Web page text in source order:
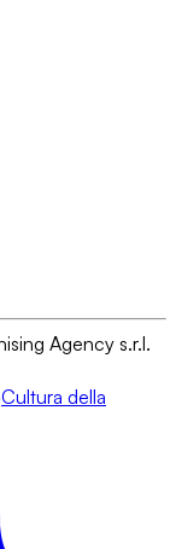
Agency s.r.l.
Cultura della